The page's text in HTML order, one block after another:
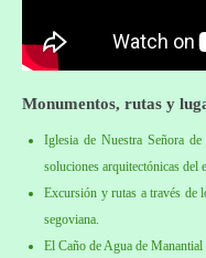
Monumentos, rutas y
Iglesia de Nuestra Señora
soluciones arquitectónicas del
Excursión y rutas a través de
segoviana.
El Caño de Agua de